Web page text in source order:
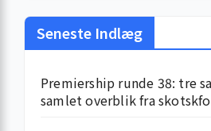
Seneste Indlæg
Premiership runde 38: tre
samlet overblik fra